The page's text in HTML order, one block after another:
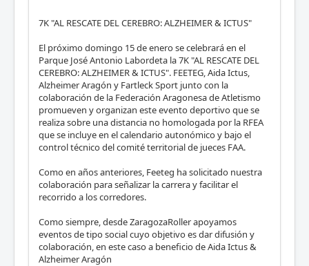
7K "AL RESCATE DEL CEREBRO: ALZHEIMER & ICTUS"
El próximo domingo 15 de enero se celebrará en el
Parque José Antonio Labordeta la 7K "AL RESCATE DEL
CEREBRO: ALZHEIMER & ICTUS". FEETEG, Aida Ictus,
Alzheimer Aragón y Fartleck Sport junto con la
colaboración de la Federación Aragonesa de Atletismo
promueven y organizan este evento deportivo que se
realiza sobre una distancia no homologada por la RFEA
que se incluye en el calendario autonómico y bajo el
control técnico del comité territorial de jueces FAA.
Como en años anteriores, Feeteg ha solicitado nuestra
colaboración para señalizar la carrera y facilitar el
recorrido a los corredores.
Como siempre, desde ZaragozaRoller apoyamos
eventos de tipo social cuyo objetivo es dar difusión y
colaboración, en este caso a beneficio de Aida Ictus &
Alzheimer Aragón